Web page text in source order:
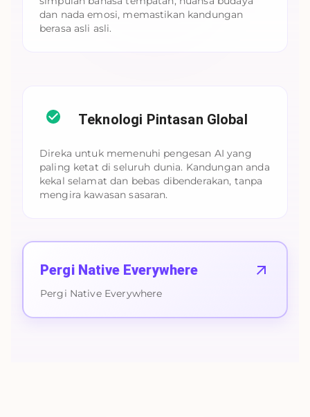
dan nada emosi, memastikan kandungan
berasa asli asli.
Teknologi Pintasan Global
Direka untuk memenuhi pengesan AI yang
paling ketat di seluruh dunia. Kandungan anda
kekal selamat dan bebas dibenderakan, tanpa
mengira kawasan sasaran.
Pergi Native Everywhere
Pergi Native Everywhere